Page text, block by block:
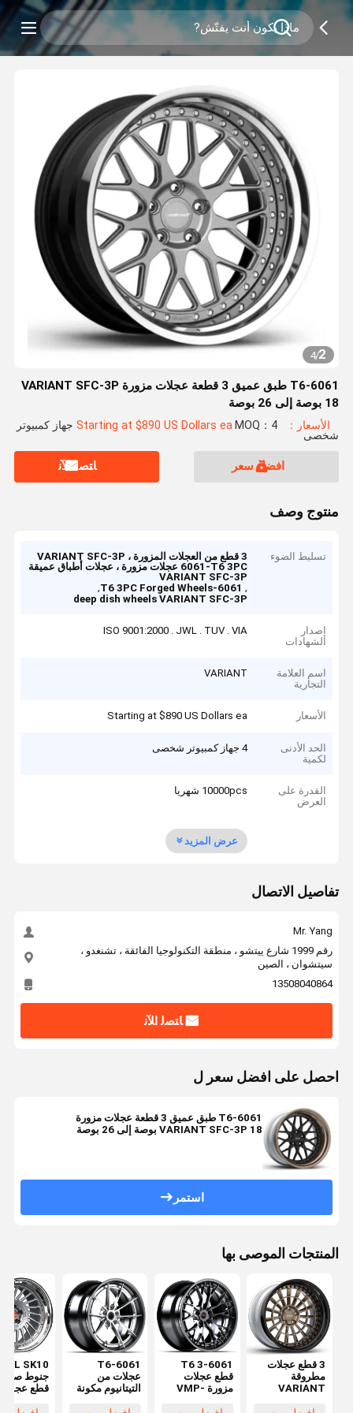
2
/
4
6061-T6 طبق عميق 3 قطعة عجلات مزورة VARIANT SFC-3P
18 بوصة إلى 26 بوصة
الأسعار：Starting at $890 US Dollars ea MOQ：4 جهاز كمبيوتر
شخصى
افضل سعر ﺎﺘﺼﻟ ﺍﻶﻧ
منتوج وصف
تسليط الضوء
3 قطع من العجلات المزورة VARIANT SFC-3P ،
6061-T6 3PC عجلات مزورة ، عجلات أطباق عميقة
VARIANT SFC-3P
,
6061-T6 3PC Forged Wheels
,
deep dish wheels VARIANT SFC-3P
إصدار
الشهادات
ISO 9001:2000 . JWL . TUV . VIA
اسم العلامة
التجارية
VARIANT
الأسعار Starting at $890 US Dollars ea
الحد الأدنى
لكمية
4 جهاز كمبيوتر شخصى
القدرة على
العرض
10000pcs شهريا
عرض المزيد
تفاصيل الاتصال
Mr. Yang
رقم 1999 شارع ييتشو ، منطقة التكنولوجيا الفائقة ، تشنغدو ،
سيتشوان ، الصين
13508040864
ﺎﺘﺼﻟ ﺍﻶﻧ
احصل على افضل سعر ل
6061-T6 طبق عميق 3 قطعة عجلات مزورة
VARIANT SFC-3P 18 بوصة إلى 26 بوصة
استمر
المنتجات الموصى بها
3 قطع عجلات
مطروقة
VARIANT
6061-T6 3
قطع عجلات
مزورة VMP-
T6-6061
عجلات من
التيتانيوم مكونة
SK10
قطع